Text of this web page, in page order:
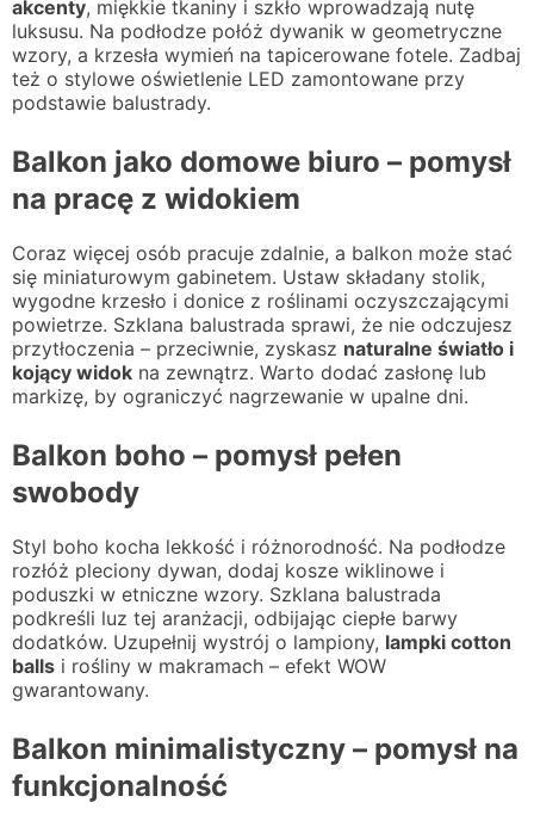
akcenty, miękkie tkaniny i szkło wprowadzają nutę
luksusu. Na podłodze połóż dywanik w geometryczne
wzory, a krzesła wymień na tapicerowane fotele. Zadbaj
też o stylowe oświetlenie LED zamontowane przy
podstawie balustrady.
Balkon jako domowe biuro – pomysł
na pracę z widokiem
Coraz więcej osób pracuje zdalnie, a balkon może stać
się miniaturowym gabinetem. Ustaw składany stolik,
wygodne krzesło i donice z roślinami oczyszczającymi
powietrze. Szklana balustrada sprawi, że nie odczujesz
przytłoczenia – przeciwnie, zyskasz naturalne światło i
kojący widok na zewnątrz. Warto dodać zasłonę lub
markizę, by ograniczyć nagrzewanie w upalne dni.
Balkon boho – pomysł pełen
swobody
Styl boho kocha lekkość i różnorodność. Na podłodze
rozłóż pleciony dywan, dodaj kosze wiklinowe i
poduszki w etniczne wzory. Szklana balustrada
podkreśli luz tej aranżacji, odbijając ciepłe barwy
dodatków. Uzupełnij wystrój o lampiony, lampki cotton
balls i rośliny w makramach – efekt WOW
gwarantowany.
Balkon minimalistyczny – pomysł na
funkcjonalność